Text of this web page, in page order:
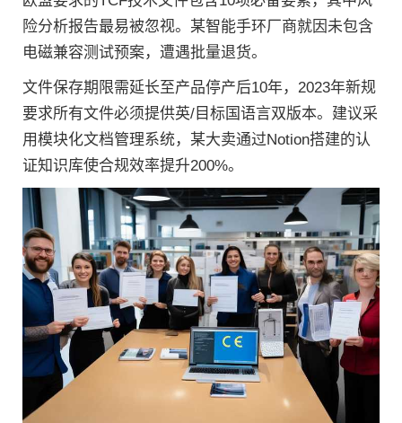
险分析报告最易被忽视。某智能手环厂商就因未包含
电磁兼容测试预案，遭遇批量退货。
文件保存期限需延长至产品停产后10年，2023年新规
要求所有文件必须提供英/目标国语言双版本。建议采
用模块化文档管理系统，某大卖通过Notion搭建的认
证知识库使合规效率提升200%。